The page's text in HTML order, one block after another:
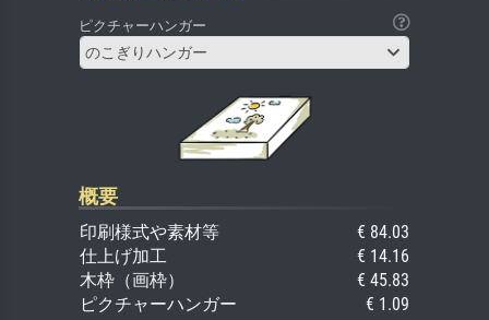
ピクチャーハンガー
のこぎりハンガー
概要
印刷様式や素材等
€ 84.03
仕上げ加工
€ 14.16
木枠（画枠）
€ 45.83
ピクチャーハンガー
€ 1.09